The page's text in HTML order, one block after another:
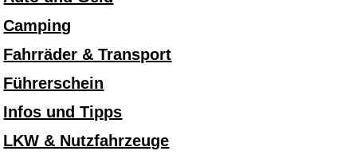
Camping
Fahrräder & Transport
Führerschein
Infos und Tipps
LKW & Nutzfahrzeuge